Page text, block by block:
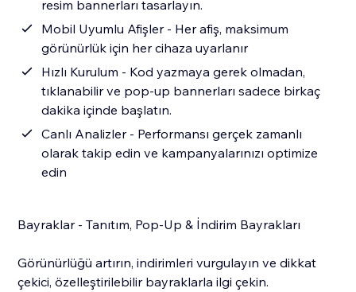
resim bannerları tasarlayın.
Mobil Uyumlu Afişler - Her afiş, maksimum
görünürlük için her cihaza uyarlanır
Hızlı Kurulum - Kod yazmaya gerek olmadan,
tıklanabilir ve pop-up bannerları sadece birkaç
dakika içinde başlatın.
Canlı Analizler - Performansı gerçek zamanlı
olarak takip edin ve kampanyalarınızı optimize
edin
Bayraklar - Tanıtım, Pop-Up & İndirim Bayrakları
Görünürlüğü artırın, indirimleri vurgulayın ve dikkat
çekici, özelleştirilebilir bayraklarla ilgi çekin.